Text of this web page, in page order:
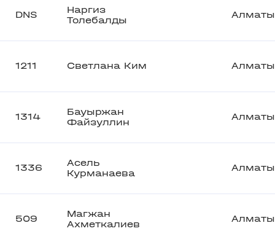
DNS
Наргиз
Толебалды
Алматы
1211 Светлана Ким Алматы
1314
Бауыржан
Файзуллин
Алматы
1336
Асель
Курманаева
Алматы
509
Магжан
Ахметкалиев
Алматы